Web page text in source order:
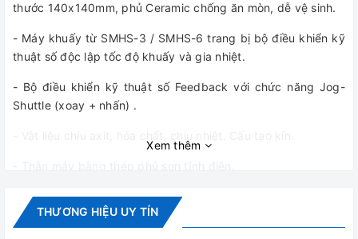
thước 140x140mm, phủ Ceramic chống ăn mòn, dễ vệ sinh.
- Máy khuấy từ SMHS-3 / SMHS-6 trang bị bộ điều khiển kỹ
thuật số độc lập tốc độ khuấy và gia nhiệt.
- Bộ điều khiển kỹ thuật số Feedback với chức năng Jog-
Shuttle (xoay + nhấn) .
- Tính năng an toàn:
+ Bộ điều khiển thời gian, báo khi kết thúc
Xem thêm
THƯƠNG HIỆU UY TÍN